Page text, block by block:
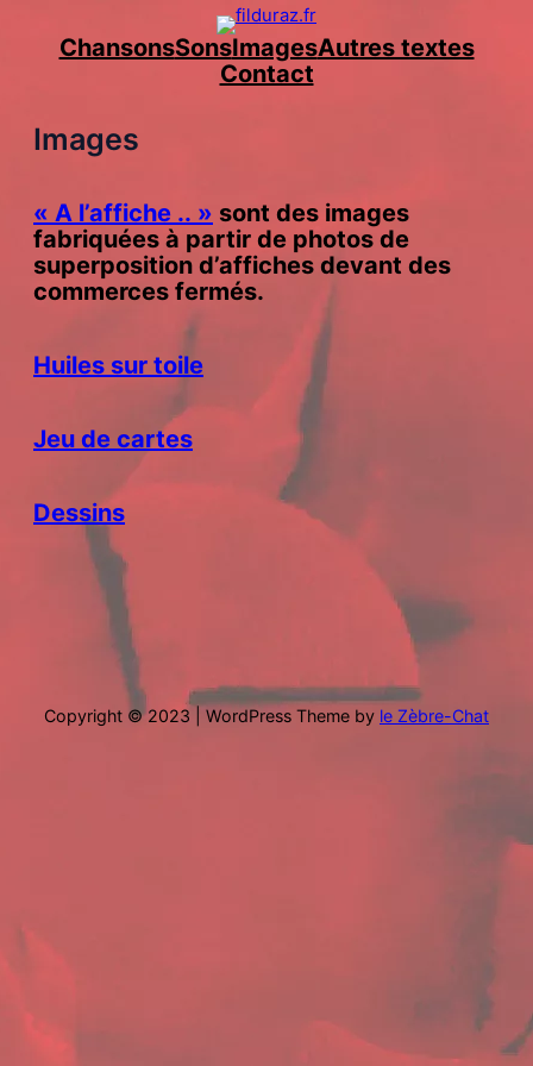
ChansonsSonsImagesAutres textes
Contact
Images
« A l’affiche .. » sont des images
fabriquées à partir de photos de
superposition d’affiches devant des
commerces fermés.
Huiles sur toile
Jeu de cartes
Dessins
Copyright © 2023 | WordPress Theme by le Zèbre-Chat